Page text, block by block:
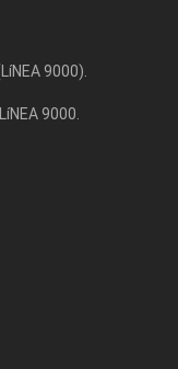
9000).
9000.